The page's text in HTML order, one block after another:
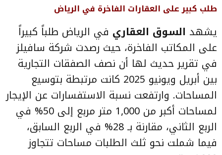
طلب كبير على العقارات الفاخرة في الرياض
يشهد السوق العقاري في الرياض طلباً كبيراً
على المكاتب الفاخرة، حيث رصدت شركة سافيلز
في تقرير حديث لها أن نصف الصفقات التجارية
بين أبريل ويونيو 2025 كانت مرتبطة بتوسيع
المساحات. وارتفعت نسبة الاستفسارات عن الإيجار
لمساحات أكبر من 1,000 متر مربع إلى 50% في
الربع الثاني، مقارنة بـ 28% في الربع السابق،
فيما شملت نحو ثلث الطلبات مساحات تتجاوز